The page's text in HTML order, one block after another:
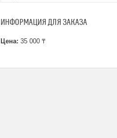
ИНФОРМАЦИЯ ДЛЯ ЗАКАЗА
Цена: 35 000 ₸